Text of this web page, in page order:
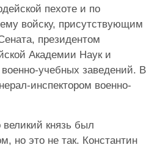
пехоте и по
войску, присутствующим
президентом
Академии Наук и
учебных заведений. В
инспектором военно-
великий князь был
но это не так. Константин